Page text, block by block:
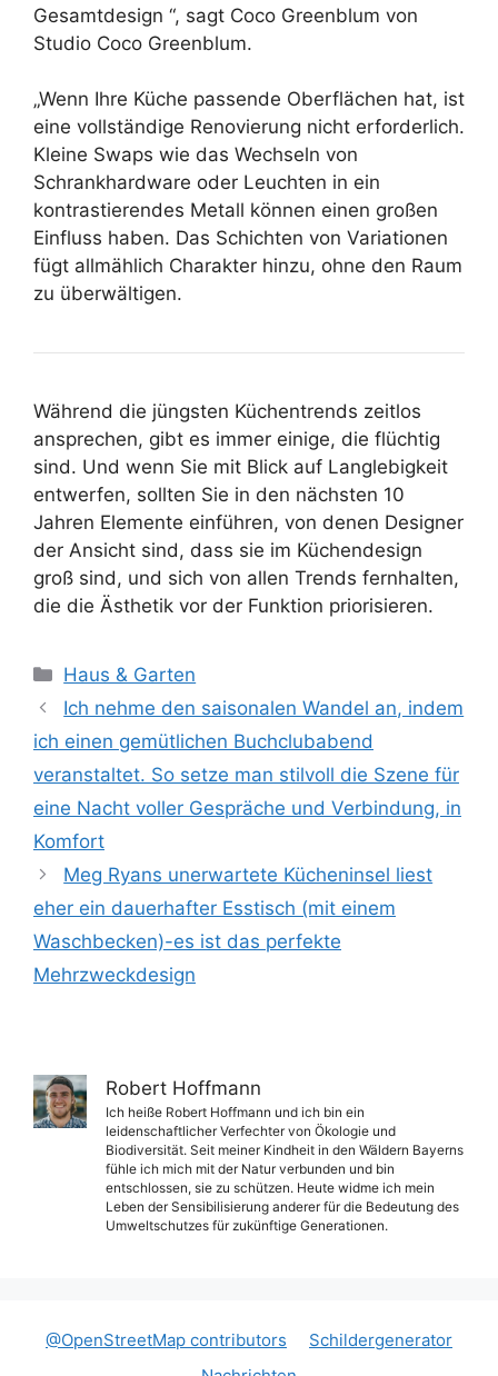
Gesamtdesign “, sagt Coco Greenblum von
Studio Coco Greenblum.
„Wenn Ihre Küche passende Oberflächen hat, ist
eine vollständige Renovierung nicht erforderlich.
Kleine Swaps wie das Wechseln von
Schrankhardware oder Leuchten in ein
kontrastierendes Metall können einen großen
Einfluss haben. Das Schichten von Variationen
fügt allmählich Charakter hinzu, ohne den Raum
zu überwältigen.
Während die jüngsten Küchentrends zeitlos
ansprechen, gibt es immer einige, die flüchtig
sind. Und wenn Sie mit Blick auf Langlebigkeit
entwerfen, sollten Sie in den nächsten 10
Jahren Elemente einführen, von denen Designer
der Ansicht sind, dass sie im Küchendesign
groß sind, und sich von allen Trends fernhalten,
die die Ästhetik vor der Funktion priorisieren.
Kategorien
Haus & Garten
Ich nehme den saisonalen Wandel an, indem
ich einen gemütlichen Buchclubabend
veranstaltet. So setze man stilvoll die Szene für
eine Nacht voller Gespräche und Verbindung, in
Komfort
Meg Ryans unerwartete Kücheninsel liest
eher ein dauerhafter Esstisch (mit einem
Waschbecken)-es ist das perfekte
Mehrzweckdesign
Robert Hoffmann
Ich heiße Robert Hoffmann und ich bin ein
leidenschaftlicher Verfechter von Ökologie und
Biodiversität. Seit meiner Kindheit in den Wäldern Bayerns
fühle ich mich mit der Natur verbunden und bin
entschlossen, sie zu schützen. Heute widme ich mein
Leben der Sensibilisierung anderer für die Bedeutung des
Umweltschutzes für zukünftige Generationen.
@OpenStreetMap contributors
Schildergenerator